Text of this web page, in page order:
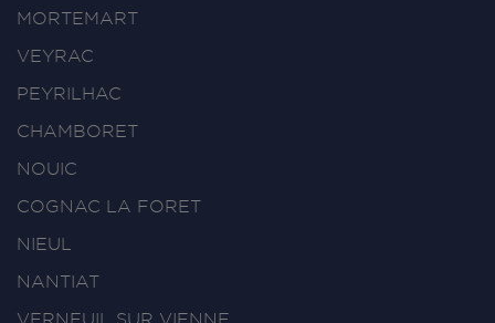
MORTEMART
VEYRAC
PEYRILHAC
CHAMBORET
NOUIC
COGNAC LA FORET
NIEUL
NANTIAT
VERNEUIL SUR VIENNE